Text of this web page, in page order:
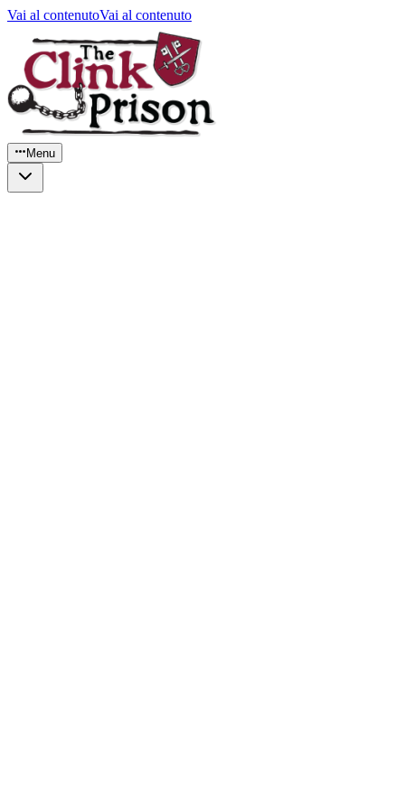
Vai al contenutoVai al contenuto
Menu